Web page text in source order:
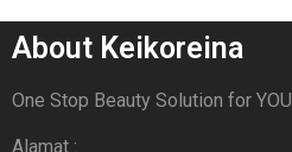
About Keikoreina
One Stop Beauty Solution for YOU
Alamat :